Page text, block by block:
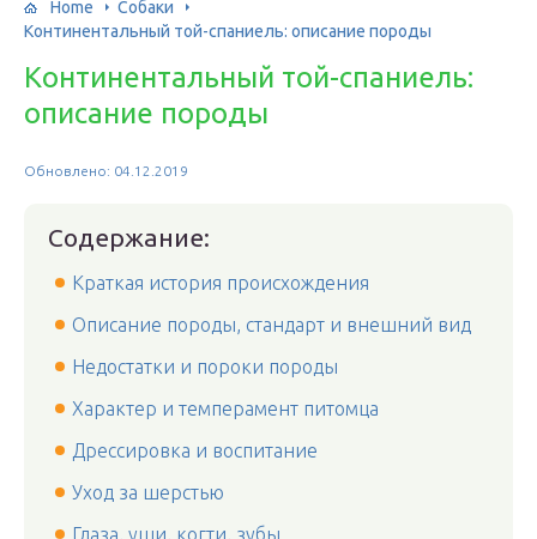
Home
Собаки
Континентальный той-спаниель: описание породы
Континентальный той-спаниель:
описание породы
Обновлено: 04.12.2019
Содержание:
Краткая история происхождения
Описание породы, стандарт и внешний вид
Недостатки и пороки породы
Характер и темперамент питомца
Дрессировка и воспитание
Уход за шерстью
Глаза, уши, когти, зубы